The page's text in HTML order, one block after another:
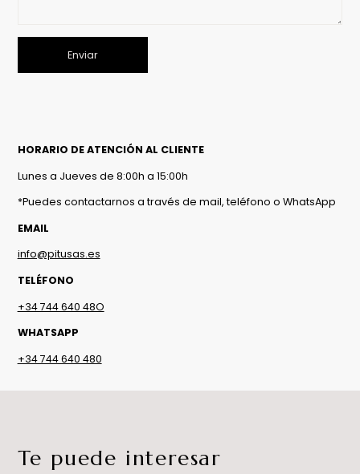
Enviar
HORARIO DE ATENCIÓN AL CLIENTE
Lunes a Jueves de 8:00h a 15:00h
*Puedes contactarnos a través de mail, teléfono o WhatsApp
EMAIL
info@pitusas.es
TELÉFONO
+34 744 640 48O
WHATSAPP
+34 744 640 480
Te puede interesar